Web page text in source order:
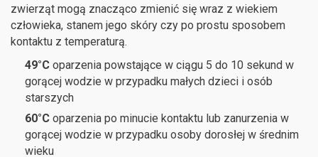
zwierząt mogą znacząco zmienić się wraz z wiekiem
człowieka, stanem jego skóry czy po prostu sposobem
kontaktu z temperaturą.
49°C oparzenia powstające w ciągu 5 do 10 sekund w
gorącej wodzie w przypadku małych dzieci i osób
starszych
60°C oparzenia po minucie kontaktu lub zanurzenia w
gorącej wodzie w przypadku osoby dorosłej w średnim
wieku